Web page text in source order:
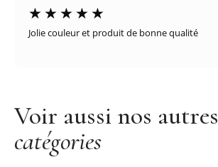
Jolie couleur et produit de bonne qualité
Voir aussi nos autres
catégories